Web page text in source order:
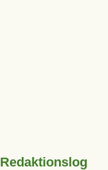
Redaktionslog